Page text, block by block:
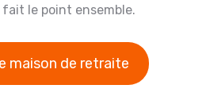
fait le point ensemble.
maison de retraite